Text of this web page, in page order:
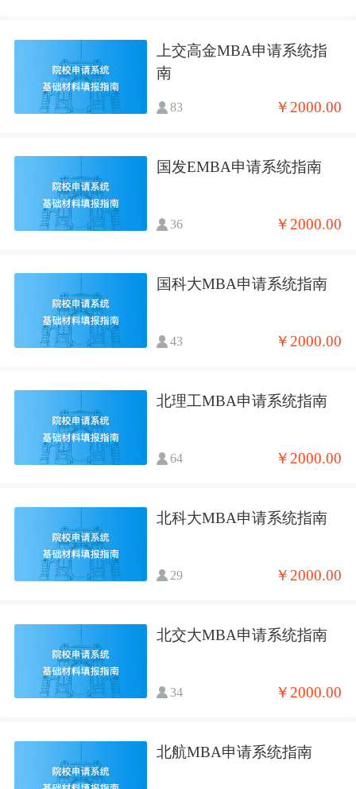
上交高金MBA申请系统指
南
83 ￥2000.00
国发EMBA申请系统指南
36 ￥2000.00
国科大MBA申请系统指南
43 ￥2000.00
北理工MBA申请系统指南
64 ￥2000.00
北科大MBA申请系统指南
29 ￥2000.00
北交大MBA申请系统指南
34 ￥2000.00
北航MBA申请系统指南